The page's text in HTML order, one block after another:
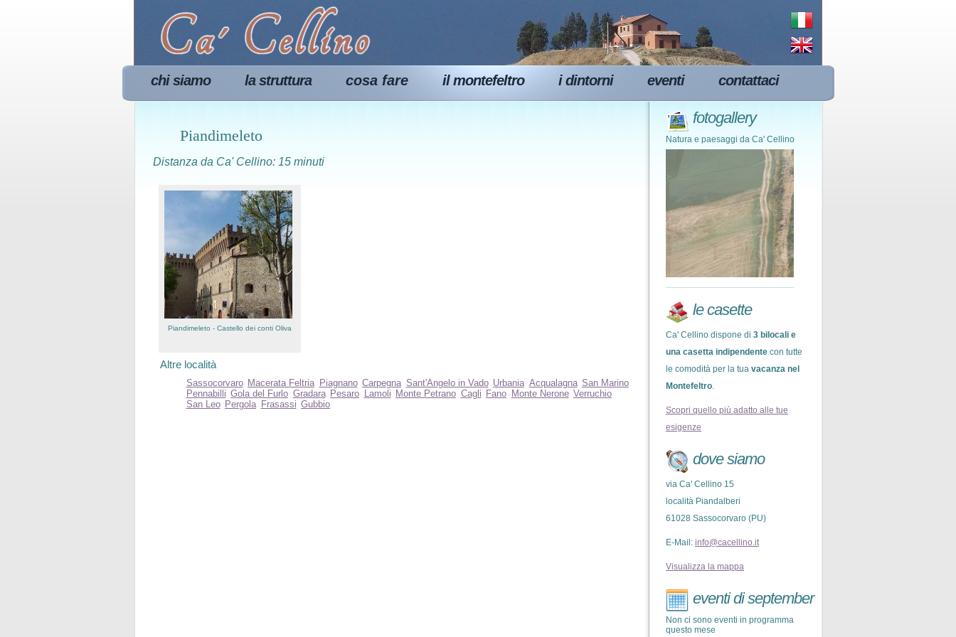
chi siamo la struttura cosa fare il montefeltro i dintorni eventi contattaci
Piandimeleto
Distanza da Ca' Cellino: 15 minuti
Piandimeleto - Castello dei conti Oliva
Altre località
Sassocorvaro Macerata Feltria Piagnano Carpegna Sant'Angelo in Vado Urbania Acqualagna San Marino
Pennabilli Gola del Furlo Gradara Pesaro Lamoli Monte Petrano Cagli Fano Monte Nerone Verruchio
San Leo Pergola Frasassi Gubbio
fotogallery
Natura e paesaggi da Ca' Cellino
le casette
Ca' Cellino dispone di 3 bilocali e
una casetta indipendente con tutte
le comodità per la tua vacanza nel
Montefeltro.
Scopri quello più adatto alle tue
esigenze
dove siamo
via Ca' Cellino 15
località Piandalberi
61028 Sassocorvaro (PU)
E-Mail: info@cacellino.it
Visualizza la mappa
eventi di september
Non ci sono eventi in programma
questo mese